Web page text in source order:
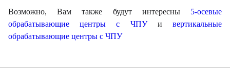
Возможно, Вам также будут интересны 5-осевые
обрабатывающие центры с ЧПУ ивертикальные
обрабатывающие центры с ЧПУ